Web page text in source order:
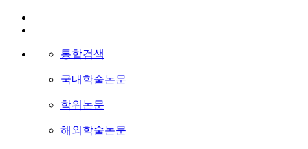
통합검색
국내학술논문
학위논문
해외학술논문